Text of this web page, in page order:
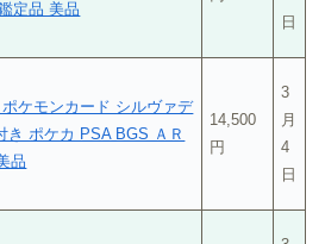
定品 美品
日
ポケモンカード シルヴァデ
き ポケカ PSA BGS ＡＲ
品
14,500
円
3
月
4
日